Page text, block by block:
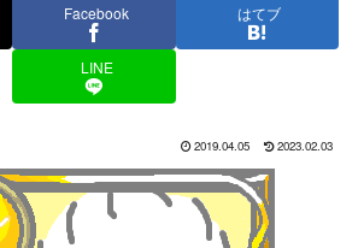
Facebook はてブ
LINE
2019.04.05 2023.02.03